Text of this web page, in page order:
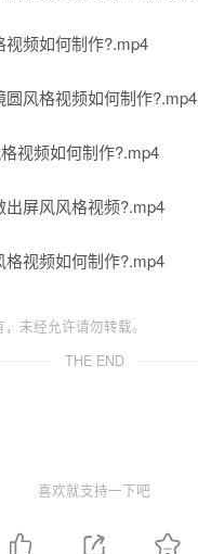
视频如何制作?.mp4
圆风格视频如何制作?.mp4
视频如何制作?.mp4
出屏风风格视频?.mp4
格视频如何制作?.mp4
未经允许请勿转载。
THE END
喜欢就支持一下吧